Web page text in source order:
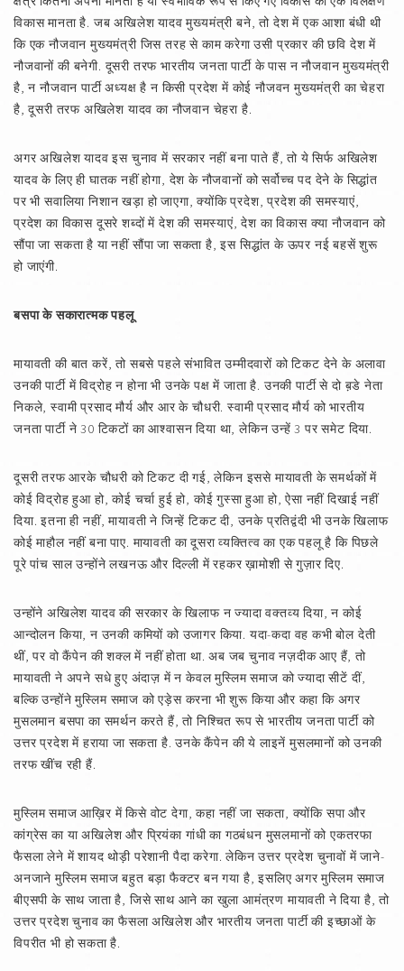
विकास मानता है. जब अखिलेश यादव मुख्यमंत्री बने, तो देश में एक आशा बंधी थी
कि एक नौजवान मुख्यमंत्री जिस तरह से काम करेगा उसी प्रकार की छवि देश में
नौजवानों की बनेगी. दूसरी तरफ भारतीय जनता पार्टी के पास न नौजवान मुख्यमंत्री
है, न नौजवान पार्टी अध्यक्ष है न किसी प्रदेश में कोई नौजवन मुख्यमंत्री का चेहरा
है, दूसरी तरफ अखिलेश यादव का नौजवान चेहरा है.
अगर अखिलेश यादव इस चुनाव में सरकार नहीं बना पाते हैं, तो ये सिर्फ अखिलेश
यादव के लिए ही घातक नहीं होगा, देश के नौजवानों को सर्वोच्च पद देने के सिद्धांत
पर भी सवालिया निशान खड़ा हो जाएगा, क्योंकि प्रदेश, प्रदेश की समस्याएं,
प्रदेश का विकास दूसरे शब्दों में देश की समस्याएं, देश का विकास क्या नौजवान को
सौंपा जा सकता है या नहीं सौंपा जा सकता है, इस सिद्धांत के ऊपर नई बहसें शुरू
हो जाएंगी.
बसपा के सकारात्मक पहलू
मायावती की बात करें, तो सबसे पहले संभावित उम्मीदवारों को टिकट देने के अलावा
उनकी पार्टी में विद्रोह न होना भी उनके पक्ष में जाता है. उनकी पार्टी से दो ब़डे नेता
निकले, स्वामी प्रसाद मौर्य और आर के चौधरी. स्वामी प्रसाद मौर्य को भारतीय
जनता पार्टी ने 30 टिकटों का आश्वासन दिया था, लेकिन उन्हें 3 पर समेट दिया.
दूसरी तरफ आरके चौधरी को टिकट दी गई, लेकिन इससे मायावती के समर्थकों में
कोई विद्रोह हुआ हो, कोई चर्चा हुई हो, कोई गुस्सा हुआ हो, ऐसा नहीं दिखाई नहीं
दिया. इतना ही नहीं, मायावती ने जिन्हें टिकट दी, उनके प्रतिद्वंदी भी उनके खिलाफ
कोई माहौल नहीं बना पाए. मायावती का दूसरा व्यक्तित्व का एक पहलू है कि पिछले
पूरे पांच साल उन्होंने लखनऊ और दिल्ली में रहकर ख़ामोशी से गुज़ार दिए.
उन्होंने अखिलेश यादव की सरकार के खिलाफ न ज्यादा वक्तव्य दिया, न कोई
आन्दोलन किया, न उनकी कमियों को उजागर किया. यदा-कदा वह कभी बोल देती
थीं, पर वो कैंपेन की शक्ल में नहीं होता था. अब जब चुनाव नज़दीक आए हैं, तो
मायावती ने अपने सधे हुए अंदाज़ में न केवल मुस्लिम समाज को ज्यादा सीटें दीं,
बल्कि उन्होंने मुस्लिम समाज को एड़ेस करना भी शुरू किया और कहा कि अगर
मुसलमान बसपा का समर्थन करते हैं, तो निश्चित रूप से भारतीय जनता पार्टी को
उत्तर प्रदेश में हराया जा सकता है. उनके कैंपेन की ये लाइनें मुसलमानों को उनकी
तरफ खींच रही हैं.
मुस्लिम समाज आख़िर में किसे वोट देगा, कहा नहीं जा सकता, क्योंकि सपा और
कांग्रेस का या अखिलेश और प्रियंका गांधी का गठबंधन मुसलमानों को एकतरफा
फैसला लेने में शायद थोड़ी परेशानी पैदा करेगा. लेकिन उत्तर प्रदेश चुनावों में जाने-
अनजाने मुस्लिम समाज बहुत बड़ा फैक्टर बन गया है, इसलिए अगर मुस्लिम समाज
बीएसपी के साथ जाता है, जिसे साथ आने का खुला आमंत्रण मायावती ने दिया है, तो
उत्तर प्रदेश चुनाव का फैसला अखिलेश और भारतीय जनता पार्टी की इच्छाओं के
विपरीत भी हो सकता है.